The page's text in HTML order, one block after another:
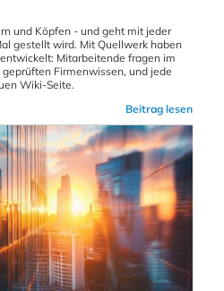
und Köpfen - und geht mit jeder
gestellt wird. Mit Quellwerk haben
Mitarbeitende fragen im
Firmenwissen, und jede
Wiki-Seite.
Beitrag lesen